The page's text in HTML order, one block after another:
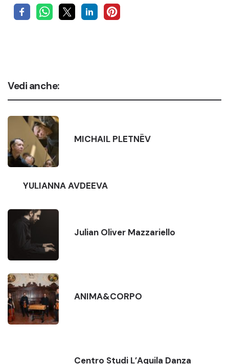
Vedi anche:
MICHAIL PLETNËV
YULIANNA AVDEEVA
Julian Oliver Mazzariello
ANIMA&CORPO
Centro Studi L’Aquila Danza